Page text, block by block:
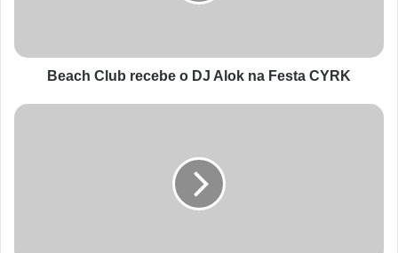
Beach Club recebe o DJ Alok na Festa CYRK